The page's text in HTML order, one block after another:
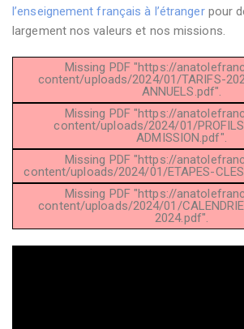
l’enseignement français à l’étrangerpour
largement nos valeurs et nos missions.
Missing PDF "https://
content/uploads/2024/01/TARIFS-
ANNUELS.pdf".
Missing PDF "https://
content/uploads/2024/01/
ADMISSION.pdf".
Missing PDF "https://
content/uploads/2024/01/ETAPES-
Missing PDF "https://
content/uploads/2024/01/
2024.pdf".